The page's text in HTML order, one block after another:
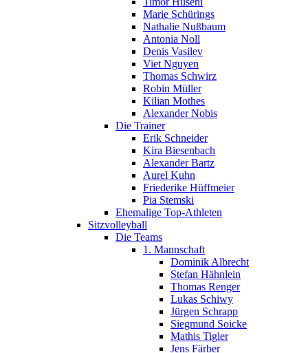
Marie Schürings
Nathalie Nußbaum
Antonia Noll
Denis Vasilev
Viet Nguyen
Thomas Schwirz
Robin Müller
Kilian Mothes
Alexander Nobis
Die Trainer
Erik Schneider
Kira Biesenbach
Alexander Bartz
Aurel Kuhn
Friederike Hüffmeier
Pia Stemski
Ehemalige Top-Athleten
Sitzvolleyball
Die Teams
1. Mannschaft
Dominik Albrecht
Stefan Hähnlein
Thomas Renger
Lukas Schiwy
Jürgen Schrapp
Siegmund Soicke
Mathis Tigler
Jens Färber